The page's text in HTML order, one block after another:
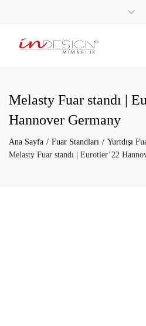
+905324350907
Melasty Fuar standı |
Hannover Germany
Ana Sayfa Fuar Standları
Yurtdışı
Melasty Fuar standı | Eurotier’22